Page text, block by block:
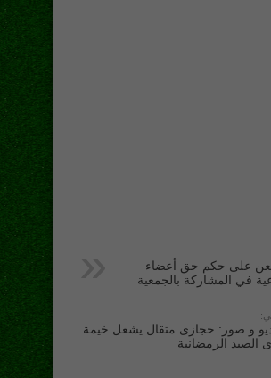
على حكم حق أعضاء
في المشاركة بالجمعية
و صور: حجازى متقال يشعل خيمة
الصيد الرمضانية